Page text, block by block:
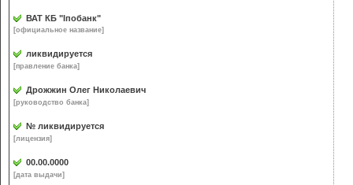
ВАТ КБ "Іпобанк"
[официальное название]
ликвидируется
[правление банка]
Дрожжин Олег Николаевич
[руководство банка]
№ ликвидируется
[лицензия]
00.00.0000
[дата выдачи]